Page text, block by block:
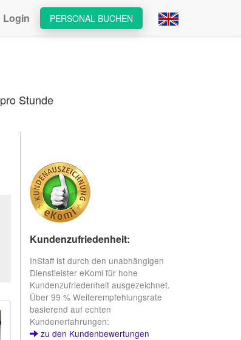
PERSONAL BUCHEN
Login
pro Stunde
Kundenzufriedenheit:
InStaff ist durch den unabhängigen
Dienstleister eKomi für hohe
Kundenzufriedenheit ausgezeichnet.
Über 99 % Weiterempfehlungsrate
basierend auf echten
Kundenerfahrungen:
zu den Kundenbewertungen